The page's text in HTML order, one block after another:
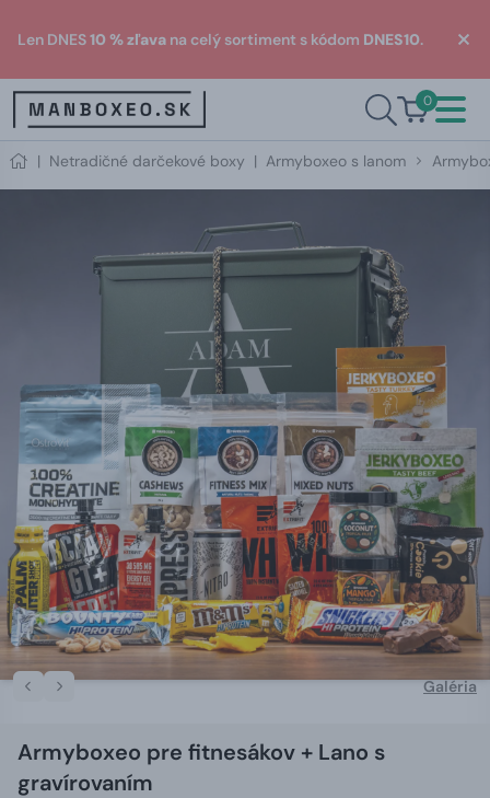
Len DNES10 % zľava na celý sortiment s kódom DNES10.
0
| Netradičné darčekové boxy | Armyboxeo s lanom
Galéria
Armyboxeo pre fitnesákov + Lano s
gravírovaním